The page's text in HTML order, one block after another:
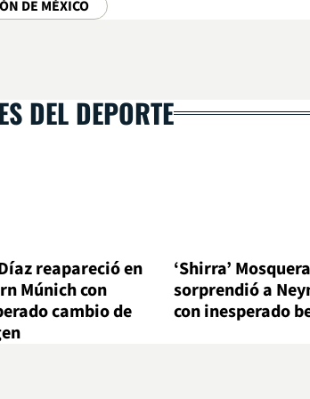
DE MÉXICO
DEL DEPORTE
reapareció en
Múnich con
cambio de
‘Shirra’ Mosquera
sorprendió a
con inesperado